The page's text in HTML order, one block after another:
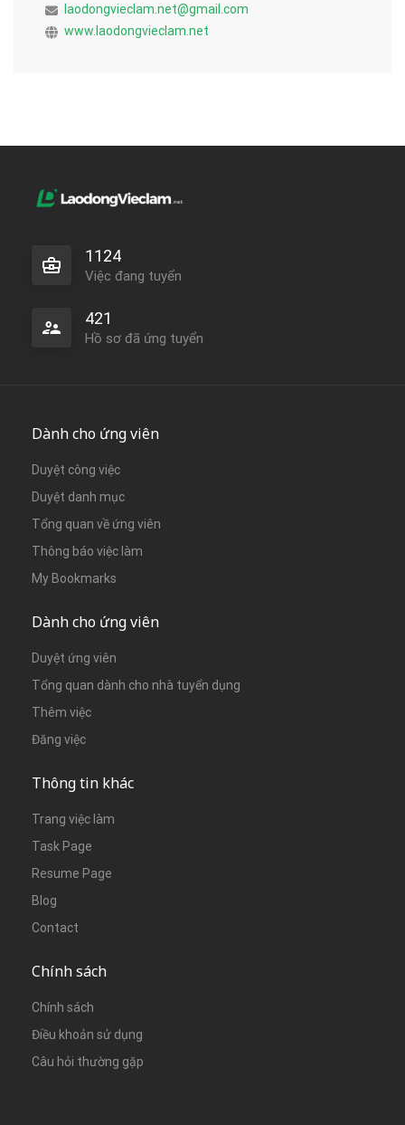
laodongvieclam.net@gmail.com
www.laodongvieclam.net
1124
Việc đang tuyển
421
Hồ sơ đã ứng tuyển
Dành cho ứng viên
Duyệt công việc
Duyệt danh mục
Tổng quan về ứng viên
Thông báo việc làm
My Bookmarks
Dành cho ứng viên
Duyệt ứng viên
Tổng quan dành cho nhà tuyển dụng
Thêm việc
Đăng việc
Thông tin khác
Trang việc làm
Task Page
Resume Page
Blog
Contact
Chính sách
Chính sách
Điều khoản sử dụng
Câu hỏi thường gặp